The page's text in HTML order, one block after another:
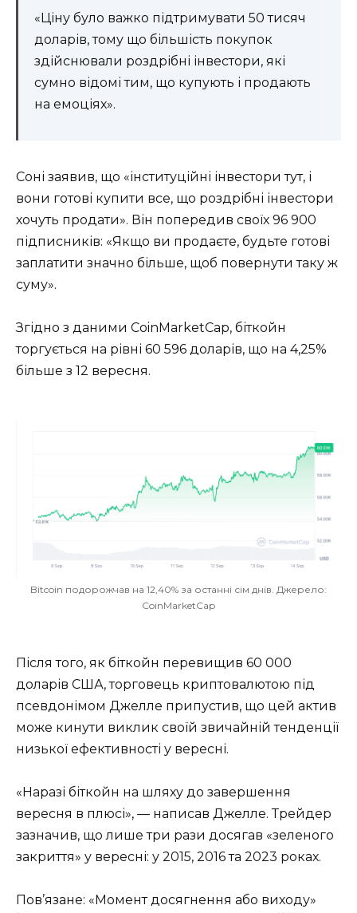
«Ціну було важко підтримувати 50 тисяч
доларів, тому що більшість покупок
здійснювали роздрібні інвестори, які
сумно відомі тим, що купують і продають
на емоціях».
Соні заявив, що «інституційні інвестори тут, і
вони готові купити все, що роздрібні інвестори
хочуть продати». Він попередив своїх 96 900
підписників: «Якщо ви продаєте, будьте готові
заплатити значно більше, щоб повернути таку ж
суму».
Згідно з даними CoinMarketCap, біткойн
торгується на рівні 60 596 доларів, що на 4,25%
більше з 12 вересня.
Bitcoin подорожчав на 12,40% за останні сім днів. Джерело:
CoinMarketCap
Після того, як біткойн перевищив 60 000
доларів США, торговець криптовалютою під
псевдонімом Джелле припустив, що цей актив
може кинути виклик своїй звичайній тенденції
низької ефективності у вересні.
«Наразі біткойн на шляху до завершення
вересня в плюсі», — написав Джелле. Трейдер
зазначив, що лише три рази досягав «зеленого
закриття» у вересні: у 2015, 2016 та 2023 роках.
Пов’язане: «Момент досягнення або виходу»